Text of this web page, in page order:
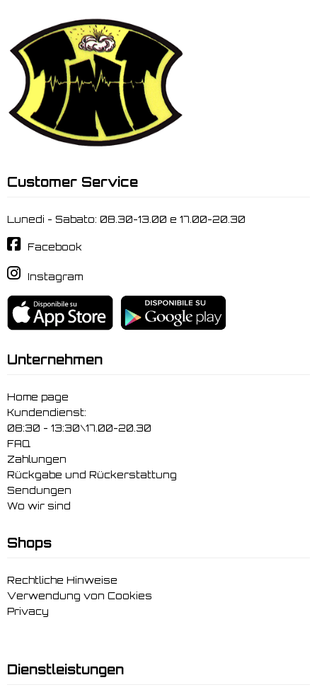
Customer Service
Lunedi - Sabato: 08.30-13.00 e 17.00-20.30
Facebook
Instagram
Unternehmen
Home page
Kundendienst:
08:30 - 13:30\17.00-20.30
FAQ
Zahlungen
Rückgabe und Rückerstattung
Sendungen
Wo wir sind
Shops
Rechtliche Hinweise
Verwendung von Cookies
Privacy
Dienstleistungen